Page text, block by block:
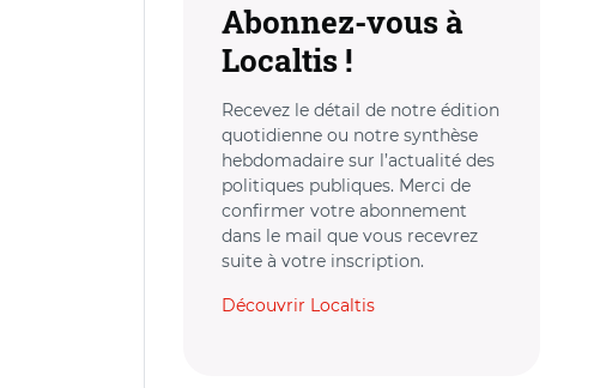
Abonnez-vous à
Localtis !
Recevez le détail de notre édition
quotidienne ou notre synthèse
hebdomadaire sur l’actualité des
politiques publiques. Merci de
confirmer votre abonnement
dans le mail que vous recevrez
suite à votre inscription.
Découvrir Localtis